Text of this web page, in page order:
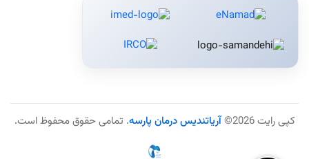
کپی رایت 2026© آریاتندیس درمان پارسه. تمامی حقوق محفوظ است.